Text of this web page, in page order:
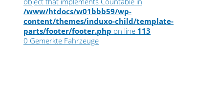
/www/htdocs/w01bbb59/wp-
content/themes/induxo-child/template-
parts/footer/footer.php on line 113
0 Gemerkte Fahrzeuge